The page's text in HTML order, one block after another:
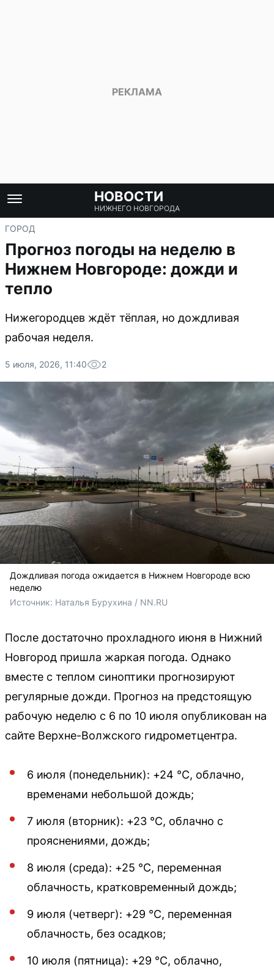
НОВОСТИ
НИЖНЕГО НОВГОРОДА
ГОРОД
Прогноз погоды на неделю в
Нижнем Новгороде: дожди и
тепло
Нижегородцев ждёт тёплая, но дождливая
рабочая неделя.
5 июля, 2026, 11:40 2
Дождливая погода ожидается в Нижнем Новгороде всю
неделю
Источник: Наталья Бурухина / NN.RU
После достаточно прохладного июня в Нижний
Новгород пришла жаркая погода. Однако
вместе с теплом синоптики прогнозируют
регулярные дожди. Прогноз на предстоящую
рабочую неделю с 6 по 10 июля опубликован на
сайте Верхне-Волжского гидрометцентра.
6 июля (понедельник): +24 °C, облачно,
временами небольшой дождь;
7 июля (вторник): +23 °C, облачно с
прояснениями, дождь;
8 июля (среда): +25 °C, переменная
облачность, кратковременный дождь;
9 июля (четверг): +29 °C, переменная
облачность, без осадков;
10 июля (пятница): +29 °C, облачно,